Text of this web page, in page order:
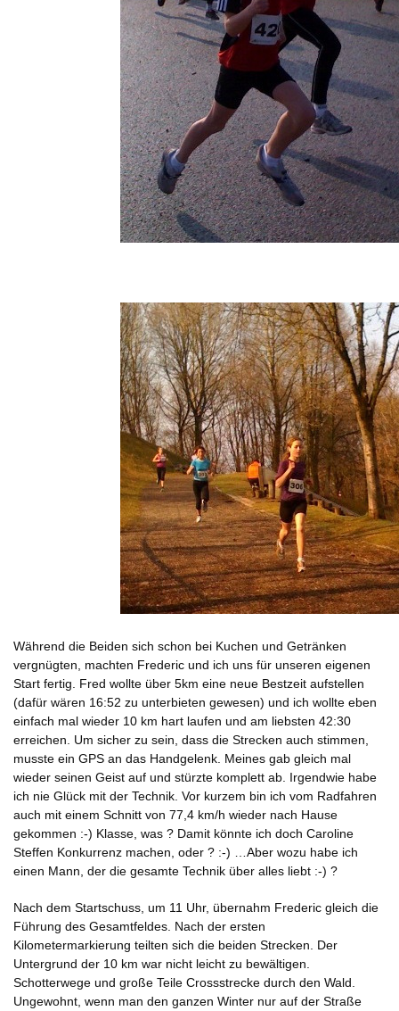
Während die Beiden sich schon bei Kuchen und Getränken
vergnügten, machten Frederic und ich uns für unseren eigenen
Start fertig. Fred wollte über 5km eine neue Bestzeit aufstellen
(dafür wären 16:52 zu unterbieten gewesen) und ich wollte eben
einfach mal wieder 10 km hart laufen und am liebsten 42:30
erreichen. Um sicher zu sein, dass die Strecken auch stimmen,
musste ein GPS an das Handgelenk. Meines gab gleich mal
wieder seinen Geist auf und stürzte komplett ab. Irgendwie habe
ich nie Glück mit der Technik. Vor kurzem bin ich vom Radfahren
auch mit einem Schnitt von 77,4 km/h wieder nach Hause
gekommen :-) Klasse, was ? Damit könnte ich doch Caroline
Steffen Konkurrenz machen, oder ? :-) …Aber wozu habe ich
einen Mann, der die gesamte Technik über alles liebt :-) ?
Nach dem Startschuss, um 11 Uhr, übernahm Frederic gleich die
Führung des Gesamtfeldes. Nach der ersten
Kilometermarkierung teilten sich die beiden Strecken. Der
Untergrund der 10 km war nicht leicht zu bewältigen.
Schotterwege und große Teile Crossstrecke durch den Wald.
Ungewohnt, wenn man den ganzen Winter nur auf der Straße